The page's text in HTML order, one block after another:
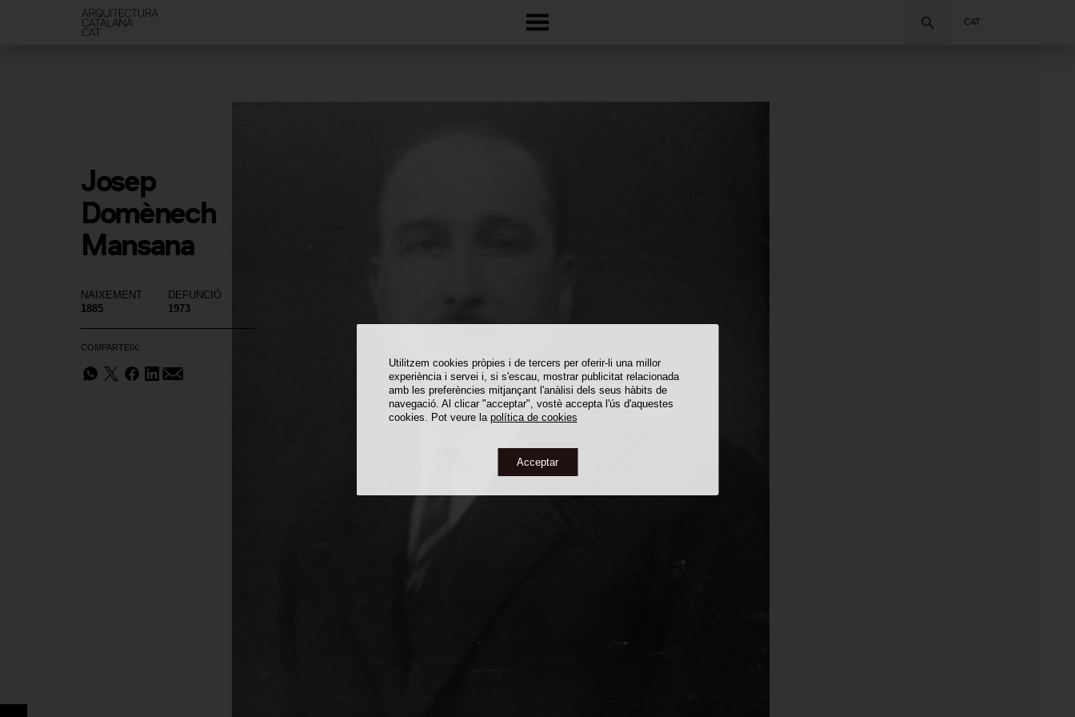
Utilitzem cookies pròpies i de tercers per oferir-li una millor
experiència i servei i, si s'escau, mostrar publicitat relacionada
amb les preferències mitjançant l'anàlisi dels seus hàbits de
navegació. Al clicar "acceptar", vostè accepta l'ús d'aquestes
cookies. Pot veure la política de cookies
Acceptar
CAT
NAIXEMENT
1885
DEFUNCIÓ
1973
COMPARTEIX:
Josep
Domènech
Mansana